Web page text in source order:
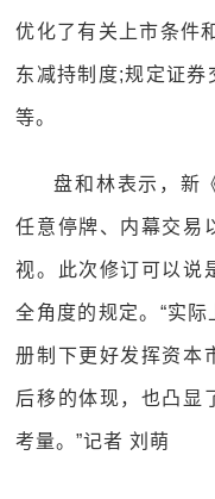
优化了有关上市条件
东减持制度;规定证券
等。
盘和林表示，新
任意停牌、内幕交易
视。此次修订可以说
全角度的规定。“实
册制下更好发挥资本
后移的体现，也凸显
考量。”记者 刘萌